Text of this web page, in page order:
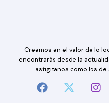
Creemos en el valor de lo
encontrarás desde la
astigitanos como los de